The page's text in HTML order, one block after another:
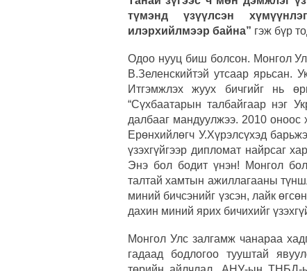
түмэнд үзүүлсэн
илэрхийлмээр байна” гэж бүр
Одоо нууц биш болсон. Монгол
В.Зеленскийтэй утсаар ярьсан.
Итгэмжлэх жуух бичгийг нь
“Сүхбаатарын талбайгаар нэг
далбааг мандуулжээ. 2010
Ерөнхийлөгч У.Хүрэлсүхэд
үзэхгүйгээр дипломат найрсаг
Энэ бол бодит үнэн! Монгол
талтай хамтын ажиллагааны
миний бичсэнийг үзсэн, лайк
дахин миний ярих бичихийг
Монгол Улс залгамж чанараа
гадаад бодлогоо тууштай